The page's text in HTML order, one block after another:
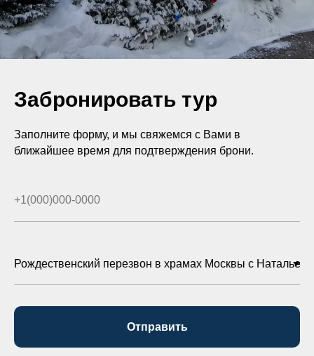
Забронировать тур
Заполните форму, и мы свяжемся с Вами в
ближайшее время для подтверждения брони.
Отправить